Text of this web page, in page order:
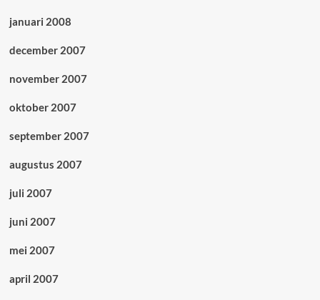
januari 2008
december 2007
november 2007
oktober 2007
september 2007
augustus 2007
juli 2007
juni 2007
mei 2007
april 2007